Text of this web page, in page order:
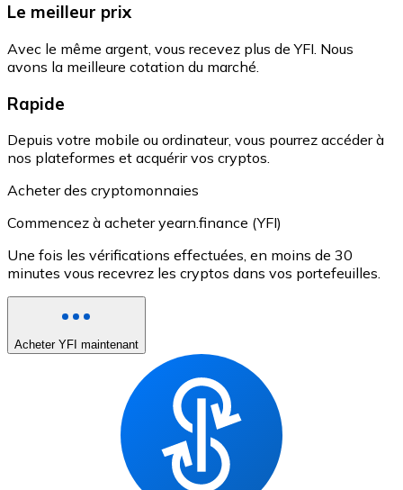
Le meilleur prix
Avec le même argent, vous recevez plus de YFI. Nous
avons la meilleure cotation du marché.
Rapide
Depuis votre mobile ou ordinateur, vous pourrez accéder à
nos plateformes et acquérir vos cryptos.
Acheter des cryptomonnaies
Commencez à acheter yearn.finance (YFI)
Une fois les vérifications effectuées, en moins de 30
minutes vous recevrez les cryptos dans vos portefeuilles.
Acheter YFI maintenant